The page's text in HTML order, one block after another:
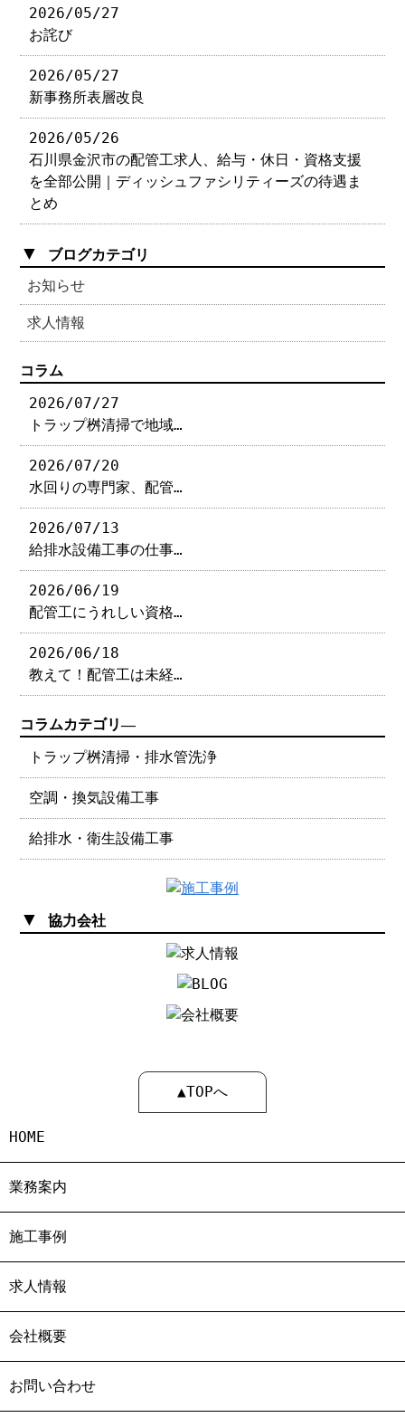
2026/05/27
お詫び
2026/05/27
新事務所表層改良
2026/05/26
石川県金沢市の配管工求人、給与・休日・資格支援
を全部公開｜ディッシュファシリティーズの待遇ま
とめ
▼ ブログカテゴリ
お知らせ
求人情報
コラム
2026/07/27
トラップ桝清掃で地域…
2026/07/20
水回りの専門家、配管…
2026/07/13
給排水設備工事の仕事…
2026/06/19
配管工にうれしい資格…
2026/06/18
教えて！配管工は未経…
コラムカテゴリ―
トラップ桝清掃・排水管洗浄
空調・換気設備工事
給排水・衛生設備工事
▼ 協力会社
▲TOPへ
HOME
業務案内
施工事例
求人情報
会社概要
お問い合わせ